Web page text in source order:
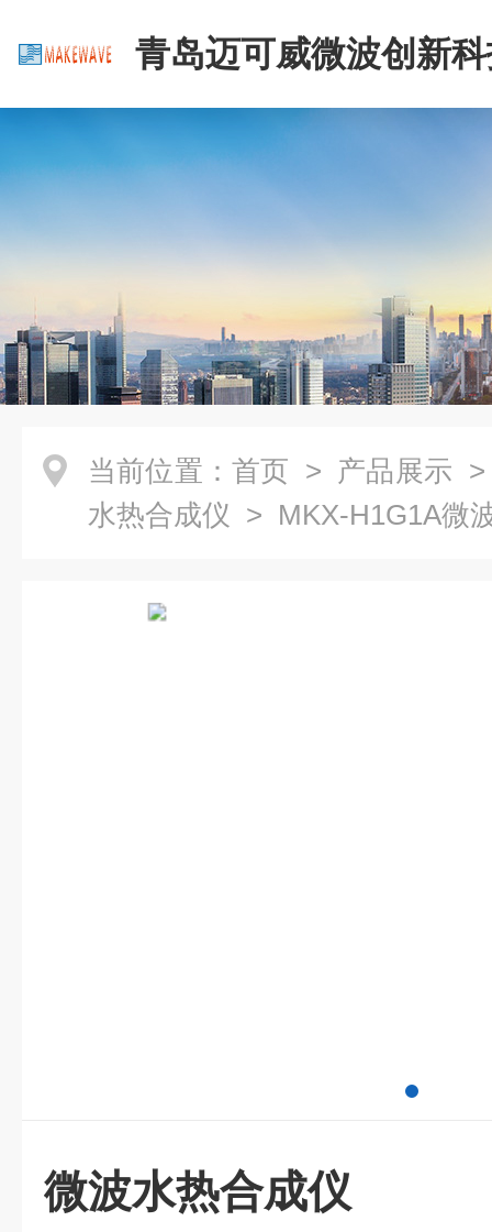
青岛迈可威微波创新
公司
当前位置： 首页 > 产品展示
水热合成仪 > MKX-H1G1A微
微波水热合成仪